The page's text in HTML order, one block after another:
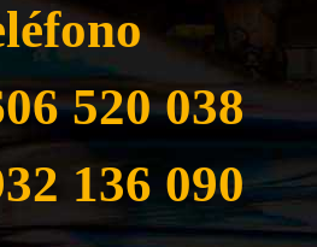
520 038
136 090